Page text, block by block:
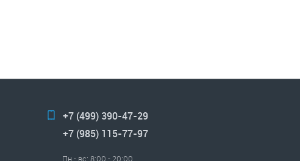
+7 (499) 390-47-29
+7 (985) 115-77-97
Пн - вс: 8:00 - 20:00